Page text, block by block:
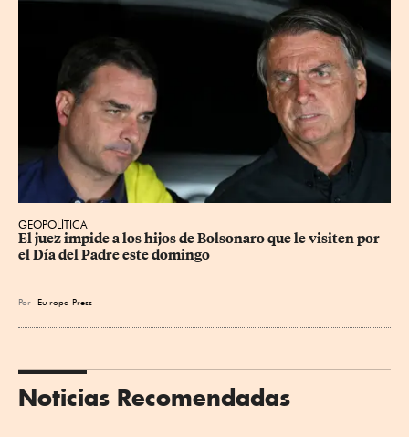
GEOPOLÍTICA
El juez impide a los hijos de Bolsonaro que le visiten por
el Día del Padre este domingo
Por Eu ropa Press
Noticias Recomendadas